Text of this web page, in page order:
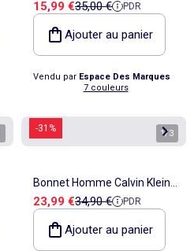
Prix de vente
15,99 €Prix de référence
35,00 € PDR
Ajouter au panier
Vendu par Espace Des Marques
7 couleurs
-31% 1/3
Bonnet Homme Calvin Klein
Jeans
Prix de vente
23,99 €Prix de référence
34,90 € PDR
Ajouter au panier